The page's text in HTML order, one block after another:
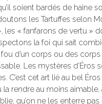
soient bardés de haine
les Tartuffes selon
les « fanfarons de vertu »
la foi qui sait
d’un corps ou des corps
Les mystères d’Éros
C’est cet art lié au bel
rendre au moins
qu’on ne les enterre